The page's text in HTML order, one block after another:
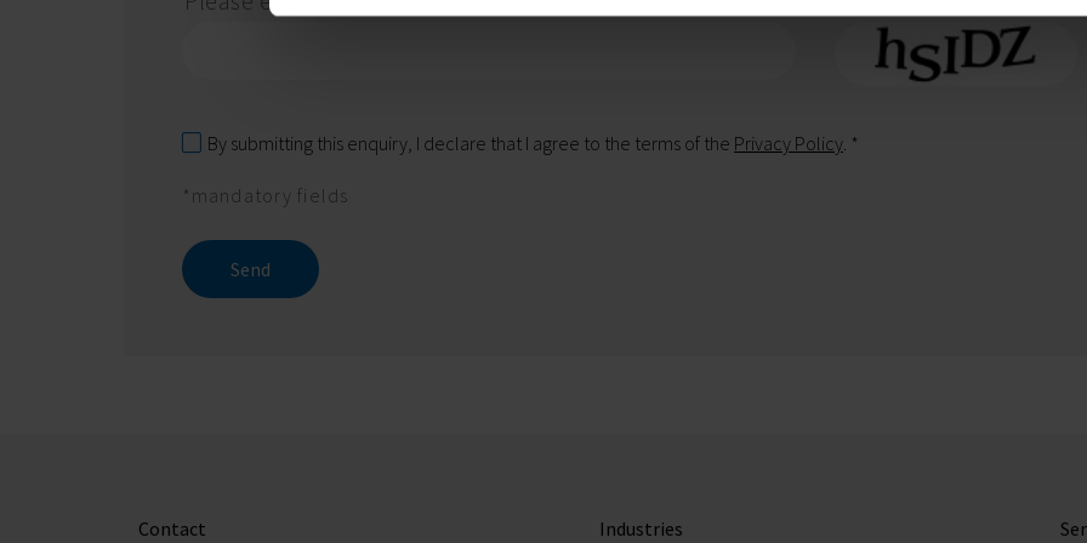
By submitting this enquiry, I declare that I agree to the terms of the Privacy Policy *
*mandatory fields
Send
Contact Industries